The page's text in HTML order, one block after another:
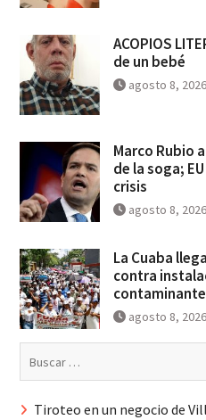
ACOPIOS
de un bebé
agosto 8, 2026
Marco Rubio
de la soga;
crisis
agosto 8, 2026
La Cuaba
contra
contaminante
agosto 8, 2026
Tiroteo en un negocio de